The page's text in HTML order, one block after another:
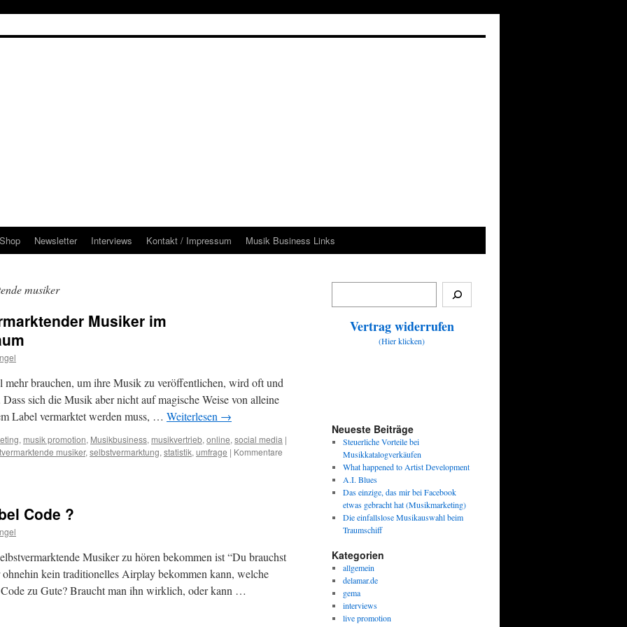
Shop Newsletter Interviews Kontakt / Impressum Musik Business Links
musiker
Musiker im
mehr brauchen, um ihre Musik zu veröffentlichen, wird oft und
sich die Musik aber nicht auf magische Weise von alleine
Label vermarktet werden muss, … Weiterlesen →
, musik promotion, Musikbusiness, musikvertrieb, online, social media |
musiker, selbstvermarktung, statistik, umfrage | Kommentare
Code ?
Musiker zu hören bekommen ist “Du brauchst
kein traditionelles Airplay bekommen kann, welche
zu Gute? Braucht man ihn wirklich, oder kann …
Vertrag widerrufen
(Hier klicken)
Neueste Beiträge
Steuerliche Vorteile bei
Musikkatalogverkäufen
What happened to Artist Development
A.I. Blues
Das einzige, das mir bei Facebook
etwas gebracht hat (Musikmarketing)
Die einfallslose Musikauswahl beim
Traumschiff
Kategorien
allgemein
delamar.de
gema
interviews
live promotion